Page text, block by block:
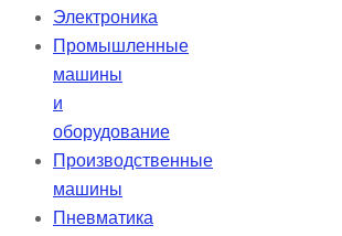
Электроника
Промышленные
машины
и
оборудование
Производственные
машины
Пневматика